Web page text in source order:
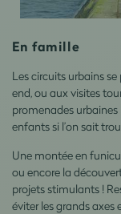
En famille
Les circuits urbains
end, ou aux visites
promenades
enfants si l’on sait
Une montée en
ou encore la
projets stimulants !
éviter les grands axes